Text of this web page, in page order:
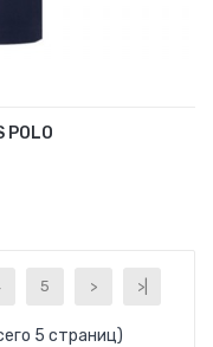
POLO
5 > >|
5 страниц)